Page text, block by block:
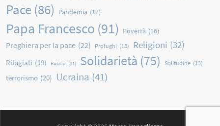
Pace (86) Pandemia (17)
Papa Francesco (91) Povertà (16)
Preghiera per la pace (22) Profughi (13) Religioni (32)
Rifugiati (19) Russia (11) Solidarietà (75) Solitudine (13)
terrorismo (20) Ucraina (41)